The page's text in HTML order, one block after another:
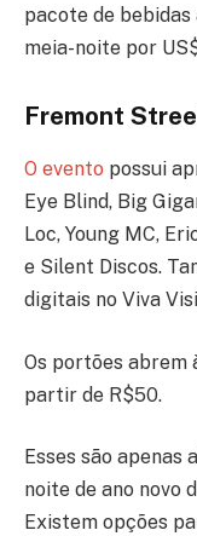
pacote de bebidas
meia-noite por
Fremont
O evento possui
Eye Blind, Big
Loc, Young MC,
e Silent Discos.
digitais no Viva
Os portões abrem
partir de R$50.
Esses são
noite de ano novo
Existem opções